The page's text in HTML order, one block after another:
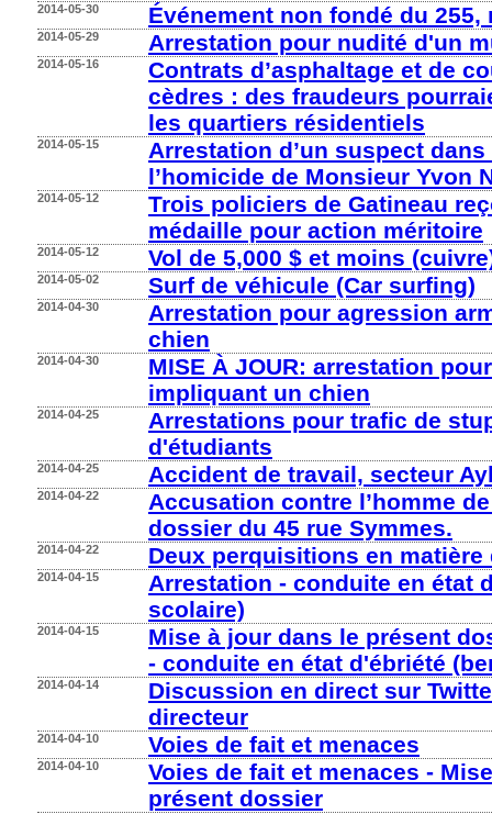
Événement non fondé du 255,
2014-05-30
Arrestation pour nudité d'un
2014-05-29
Contrats d’asphaltage et de
cèdres : des fraudeurs
les quartiers résidentiels
2014-05-16
Arrestation d’un suspect dans
l’homicide de Monsieur Yvon
2014-05-15
Trois policiers de Gatineau
médaille pour action méritoire
2014-05-12
Vol de 5,000 $ et moins
2014-05-12
Surf de véhicule (Car surfing)
2014-05-02
Arrestation pour agression
chien
2014-04-30
MISE À JOUR: arrestation
impliquant un chien
2014-04-30
Arrestations pour trafic de
d'étudiants
2014-04-25
Accident de travail, secteur
2014-04-25
Accusation contre l’homme
dossier du 45 rue Symmes.
2014-04-22
Deux perquisitions en matière
2014-04-22
Arrestation - conduite en état
scolaire)
2014-04-15
Mise à jour dans le présent
- conduite en état d'ébriété
2014-04-15
Discussion en direct sur
directeur
2014-04-14
Voies de fait et menaces
2014-04-10
Voies de fait et menaces -
présent dossier
2014-04-10